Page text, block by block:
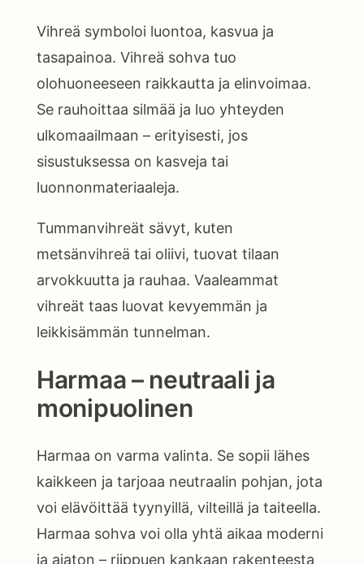
Vihreä symboloi luontoa, kasvua ja
tasapainoa. Vihreä sohva tuo
olohuoneeseen raikkautta ja elinvoimaa.
Se rauhoittaa silmää ja luo yhteyden
ulkomaailmaan – erityisesti, jos
sisustuksessa on kasveja tai
luonnonmateriaaleja.
Tummanvihreät sävyt, kuten
metsänvihreä tai oliivi, tuovat tilaan
arvokkuutta ja rauhaa. Vaaleammat
vihreät taas luovat kevyemmän ja
leikkisämmän tunnelman.
Harmaa – neutraali ja
monipuolinen
Harmaa on varma valinta. Se sopii lähes
kaikkeen ja tarjoaa neutraalin pohjan, jota
voi elävöittää tyynyillä, vilteillä ja taiteella.
Harmaa sohva voi olla yhtä aikaa moderni
ja ajaton – riippuen kankaan rakenteesta